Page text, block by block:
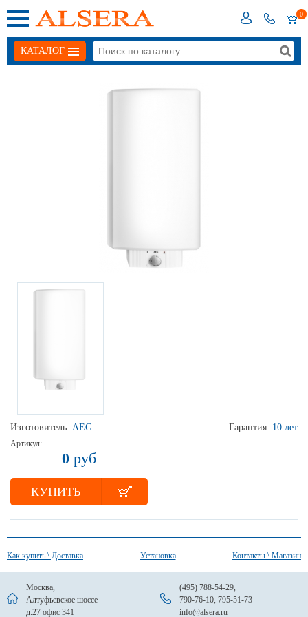
0
КАТАЛОГ
Изготовитель: AEG Гарантия: 10 лет
Артикул:
0 руб
КУПИТЬ
Как купить \ Доставка Установка Контакты \ Магазин
Москва,
Алтуфьевское шоссе
д.27 офис 341
(495) 788-54-29,
790-76-10, 795-51-73
info@alsera.ru